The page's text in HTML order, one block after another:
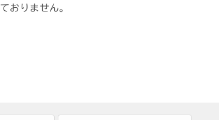
おりません。